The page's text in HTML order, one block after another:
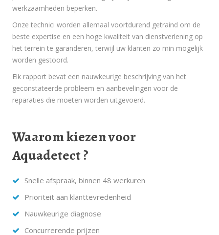
werkzaamheden beperken.
Onze technici worden allemaal voortdurend getraind om de
beste expertise en een hoge kwaliteit van dienstverlening op
het terrein te garanderen, terwijl uw klanten zo min mogelijk
worden gestoord.
Elk rapport bevat een nauwkeurige beschrijving van het
geconstateerde probleem en aanbevelingen voor de
reparaties die moeten worden uitgevoerd.
Waarom kiezen voor
Aquadetect ?
Snelle afspraak, binnen 48 werkuren
Prioriteit aan klanttevredenheid
Nauwkeurige diagnose
Concurrerende prijzen